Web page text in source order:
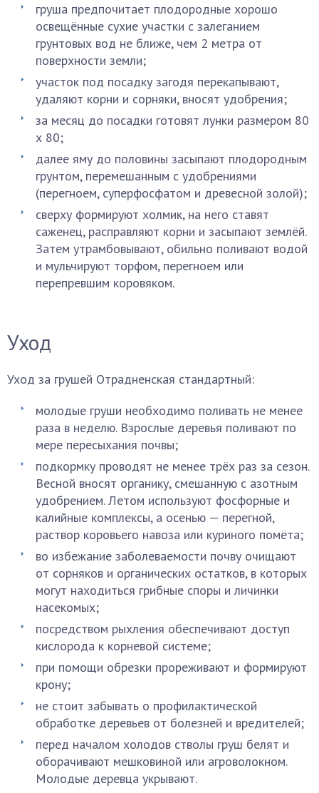
груша предпочитает плодородные хорошо
освещённые сухие участки с залеганием
грунтовых вод не ближе, чем 2 метра от
поверхности земли;
участок под посадку загодя перекапывают,
удаляют корни и сорняки, вносят удобрения;
за месяц до посадки готовят лунки размером 80
х 80;
далее яму до половины засыпают плодородным
грунтом, перемешанным с удобрениями
(перегноем, суперфосфатом и древесной золой);
сверху формируют холмик, на него ставят
саженец, расправляют корни и засыпают землёй.
Затем утрамбовывают, обильно поливают водой
и мульчируют торфом, перегноем или
перепревшим коровяком.
Уход
Уход за грушей Отрадненская стандартный:
молодые груши необходимо поливать не менее
раза в неделю. Взрослые деревья поливают по
мере пересыхания почвы;
подкормку проводят не менее трёх раз за сезон.
Весной вносят органику, смешанную с азотным
удобрением. Летом используют фосфорные и
калийные комплексы, а осенью — перегной,
раствор коровьего навоза или куриного помёта;
во избежание заболеваемости почву очищают
от сорняков и органических остатков, в которых
могут находиться грибные споры и личинки
насекомых;
посредством рыхления обеспечивают доступ
кислорода к корневой системе;
при помощи обрезки прореживают и формируют
крону;
не стоит забывать о профилактической
обработке деревьев от болезней и вредителей;
перед началом холодов стволы груш белят и
оборачивают мешковиной или агроволокном.
Молодые деревца укрывают.